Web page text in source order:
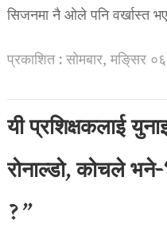
सिजनमा नै ओले पनि वर्खास्त
प्रकाशित : सोमबार, मङि्सर
यी प्रशिक्षकलाई
रोनाल्डो, कोचले
?”